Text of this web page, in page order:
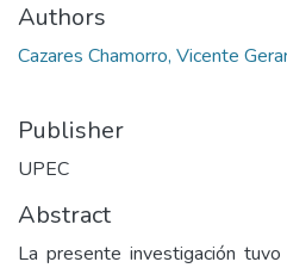
Authors
Cazares Chamorro, Vicente
Publisher
UPEC
Abstract
La presente investigación